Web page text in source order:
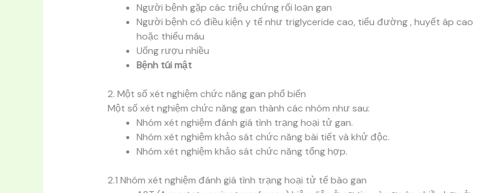
Người bệnh gặp các triệu chứng rối loạn gan
Người bệnh có điều kiện y tế như triglyceride cao, tiểu đường , huyết áp cao
hoặc thiếu máu
Uống rượu nhiều
Bệnh túi mật
2. Một số xét nghiệm chức năng gan phổ biến
Một số xét nghiệm chức năng gan thành các nhóm như sau:
Nhóm xét nghiệm đánh giá tình trạng hoại tử gan.
Nhóm xét nghiệm khảo sát chức năng bài tiết và khử độc.
Nhóm xét nghiệm khảo sát chức năng tổng hợp.
2.1 Nhóm xét nghiệm đánh giá tình trạng hoại tử tế bào gan